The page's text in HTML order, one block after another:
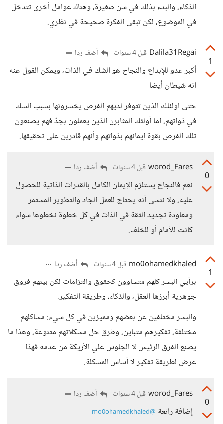
الذكاء، والبدء بذلك في سن صغيرة، وهناك عوامل أخرى تتدخل
في الموضوع، لكن تبقى الفكرة صحيحة في نظري.
1
Dalila31Regai قبل 4 سنوات أضف ردا
أكبر عدو للإبداع والنجاح هو الشك في الذات، ويمكن القول عنه
انه شيطان أيضا
حتى اولئلك الذين تتوفر لديهم الفرص يخسرونها بسبب الشك
في ذواتهم، اما أولئك المثابرن الذين يعملون بجدّ فهم يصنعون
تلك الفرص بقوة إيمانهم بذواتهم وأنهم قادرين على تحقيقها.
0
worod_Fares قبل 4 سنوات أضف ردا
نعم فالنجاح يستلزم الإيمان الكامل بالقدرات الذاتية للحصول
عليه، ولا ننسى أنه يحتاج للعمل الجاد والتطوير المستمر
ومعاودة تجديد الثقة في الذات في كل خطوة نخطوها سواء
كانت للأمام أو للخلف.
1
mo0ohamedkhaled قبل 4 سنوات أضف ردا
برأيي البشر كلهم متساوون كحقوق والتزامات لكن بينهم فروق
جوهرية أبرزها العقل، والذكاء، وطريقة التفكير.
والبشر مختلفين عن بعضهم ومميزين في كل شيء: مشاكلهم
مختلفة، تفكيرهم متباين، وطرق حل مشكلاتهم متنوعة، وهذا ما
يصنع الفرق الرئيس لا الجلوس علي الأريكة من عدمه فهذا
عرض لطريقة تفكير لا أساس المشكلة.
0
worod_Fares قبل 4 سنوات أضف ردا
إضافة رائعة @mo0ohamedkhaled